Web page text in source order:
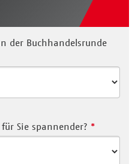
der Buchhandelsrunde
Sie spannender? *